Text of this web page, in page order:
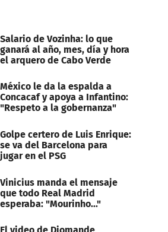
Salario de Vozinha: lo que
ganará al año, mes, día y hora
el arquero de Cabo Verde
México le da la espalda a
Concacaf y apoya a Infantino:
"Respeto a la gobernanza"
Golpe certero de Luis Enrique:
se va del Barcelona para
jugar en el PSG
Vinicius manda el mensaje
que todo Real Madrid
esperaba: "Mourinho..."